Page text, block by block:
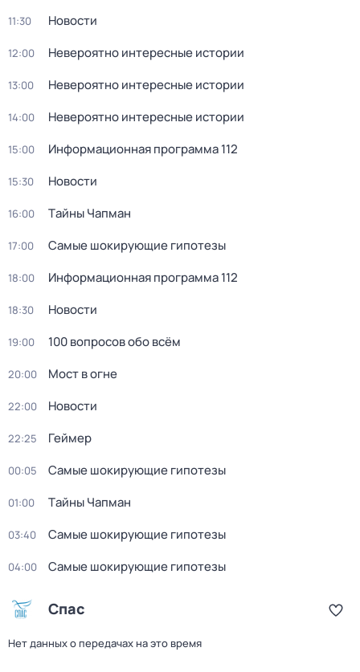
11:30 Новости
12:00 Невероятно интересные истории
13:00 Невероятно интересные истории
14:00 Невероятно интересные истории
15:00 Информационная программа 112
15:30 Новости
16:00 Тaйны Чапман
17:00 Самые шoкиpующие гипотезы
18:00 Информационная программа 112
18:30 Новости
19:00 100 вопросов обо всём
20:00 Мост в огне
22:00 Новости
22:25 Геймер
00:05 Самые шoкиpующие гипотезы
01:00 Тaйны Чапман
03:40 Самые шoкиpующие гипотезы
04:00 Самые шoкиpующие гипотезы
Спас
Нет данных о передачах на это время